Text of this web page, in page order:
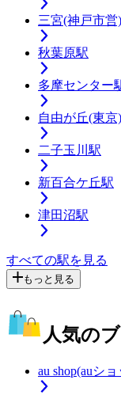
三宮(神戸市営
秋葉原駅
多摩センター
自由が丘(東京
二子玉川駅
新百合ケ丘駅
津田沼駅
すべての駅を見る
もっと見る
人気の
au shop(auシ